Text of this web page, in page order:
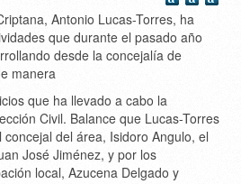
Antonio Lucas-Torres, ha
que durante el pasado año
desde la concejalía de
manera
que ha llevado a cabo la
Civil. Balance que Lucas-Torres
del área, Isidoro Angulo, el
José Jiménez, y por los
local, Azucena Delgado y